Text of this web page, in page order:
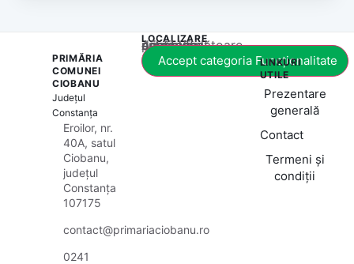
PRIMĂRIA
COMUNEI
CIOBANU
Județul
Constanța
Eroilor, nr.
40A, satul
Ciobanu,
județul
Constanța
107175
contact@primariaciobanu.ro
0241
LOCALIZARE
Acest conținut este blocat până când acceptați categoria corespunzătoare de cookie-uri.
Accept categoria Funcționalitate
LINKURI
UTILE
Prezentare
generală
Contact
Termeni și
condiții